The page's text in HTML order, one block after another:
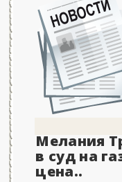
Мелания
в суд на
цена..